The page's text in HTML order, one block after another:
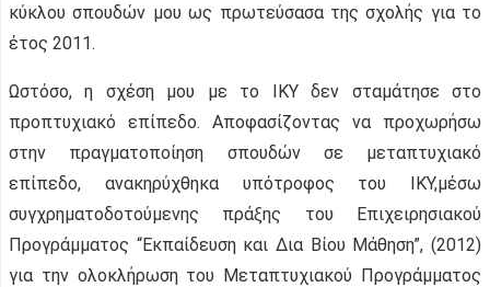
κύκλου σπουδών μου ως πρωτεύσασα της σχολής για το
έτος 2011.
Ωστόσο, η σχέση μου με το ΙΚΥ δεν σταμάτησε στο
προπτυχιακό επίπεδο. Αποφασίζοντας να προχωρήσω
στην πραγματοποίηση σπουδών σε μεταπτυχιακό
επίπεδο, ανακηρύχθηκα υπότροφος του ΙΚΥ,μέσω
συγχρηματοδοτούμενης πράξης του Επιχειρησιακού
Προγράμματος “Εκπαίδευση και Δια Βίου Μάθηση”, (2012)
για την ολοκλήρωση του Μεταπτυχιακού Προγράμματος